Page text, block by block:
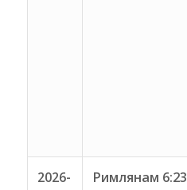
2026-
Римлянам 6:23